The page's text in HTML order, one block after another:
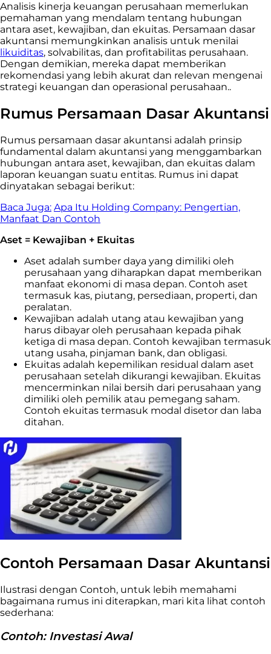
Analisis kinerja keuangan perusahaan memerlukan
pemahaman yang mendalam tentang hubungan
antara aset, kewajiban, dan ekuitas. Persamaan dasar
akuntansi memungkinkan analisis untuk menilai
likuiditas, solvabilitas, dan profitabilitas perusahaan.
Dengan demikian, mereka dapat memberikan
rekomendasi yang lebih akurat dan relevan mengenai
strategi keuangan dan operasional perusahaan..
Rumus Persamaan Dasar Akuntansi
Rumus persamaan dasar akuntansi adalah prinsip
fundamental dalam akuntansi yang menggambarkan
hubungan antara aset, kewajiban, dan ekuitas dalam
laporan keuangan suatu entitas. Rumus ini dapat
dinyatakan sebagai berikut:
Baca Juga: Apa Itu Holding Company: Pengertian,
Manfaat Dan Contoh
Aset = Kewajiban + Ekuitas
Aset adalah sumber daya yang dimiliki oleh
perusahaan yang diharapkan dapat memberikan
manfaat ekonomi di masa depan. Contoh aset
termasuk kas, piutang, persediaan, properti, dan
peralatan.
Kewajiban adalah utang atau kewajiban yang
harus dibayar oleh perusahaan kepada pihak
ketiga di masa depan. Contoh kewajiban termasuk
utang usaha, pinjaman bank, dan obligasi.
Ekuitas adalah kepemilikan residual dalam aset
perusahaan setelah dikurangi kewajiban. Ekuitas
mencerminkan nilai bersih dari perusahaan yang
dimiliki oleh pemilik atau pemegang saham.
Contoh ekuitas termasuk modal disetor dan laba
ditahan.
Contoh Persamaan Dasar Akuntansi
Ilustrasi dengan Contoh, untuk lebih memahami
bagaimana rumus ini diterapkan, mari kita lihat contoh
sederhana:
Contoh: Investasi Awal